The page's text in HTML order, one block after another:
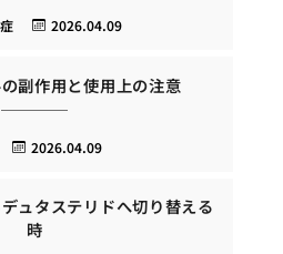
2026.04.09
副作用と使用上の注意
2026.04.09
ュタステリドへ切り替える
時